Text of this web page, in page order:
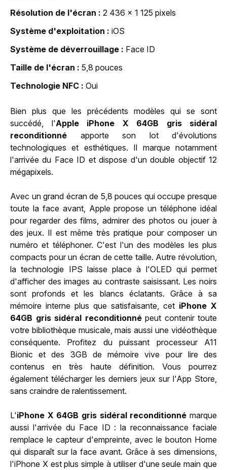
Résolution de l'écran
2 436 x 1 125 pixels
Système d'exploitation
iOS
Système de déverrouillage
Face ID
Taille de l'écran
5,8 pouces
Technologie NFC
Oui
Bien plus que les précédents modèles qui se sont
succédé, l'Apple iPhone X 64GB gris sidéral
reconditionné apporte son lot d'évolutions
technologiques et esthétiques. Il marque notamment
l'arrivée du Face ID et dispose d'un double objectif 12
mégapixels.
Avec un grand écran de 5,8 pouces qui occupe presque
toute la face avant, Apple propose un téléphone idéal
pour regarder des films, admirer des photos ou jouer à
des jeux. Il est même très pratique pour composer un
numéro et téléphoner. C'est l'un des modèles les plus
compacts pour un écran de cette taille. Autre révolution,
la technologie IPS laisse place à l'OLED qui permet
d'afficher des images au contraste saisissant. Les noirs
sont profonds et les blancs éclatants. Grâce à sa
mémoire interne plus que satisfaisante, cet iPhone X
64GB gris sidéral reconditionnépeut contenir toute
votre bibliothèque musicale, mais aussi une vidéothèque
conséquente. Profitez du puissant processeur A11
Bionic et des 3GB de mémoire vive pour lire des
contenus en très haute définition. Vous pourrez
également télécharger les derniers jeux sur l'App Store,
sans craindre de ralentissement.
L'iPhone X 64GB gris sidéral reconditionné marque
aussi l'arrivée du Face ID : la reconnaissance faciale
remplace le capteur d'empreinte, avec le bouton Home
qui disparaît sur la face avant. Grâce à ses dimensions,
l'iPhone X est plus simple à utiliser d'une seule main que